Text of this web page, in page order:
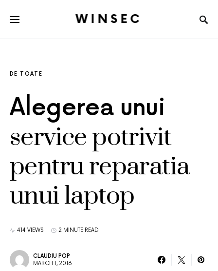
WINSEC
DE TOATE
Alegerea unui
service potrivit
pentru reparatia
unui laptop
414 VIEWS 2 MINUTE READ
CLAUDIU POP
MARCH 1, 2016